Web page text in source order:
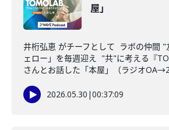
屋」
井桁弘恵 がチーフとして ラボの仲間 "
ェロー」を毎週迎え "共"に考える『
さんとお話した「本屋」（ラジオ
2026.05.30 |00:37:09